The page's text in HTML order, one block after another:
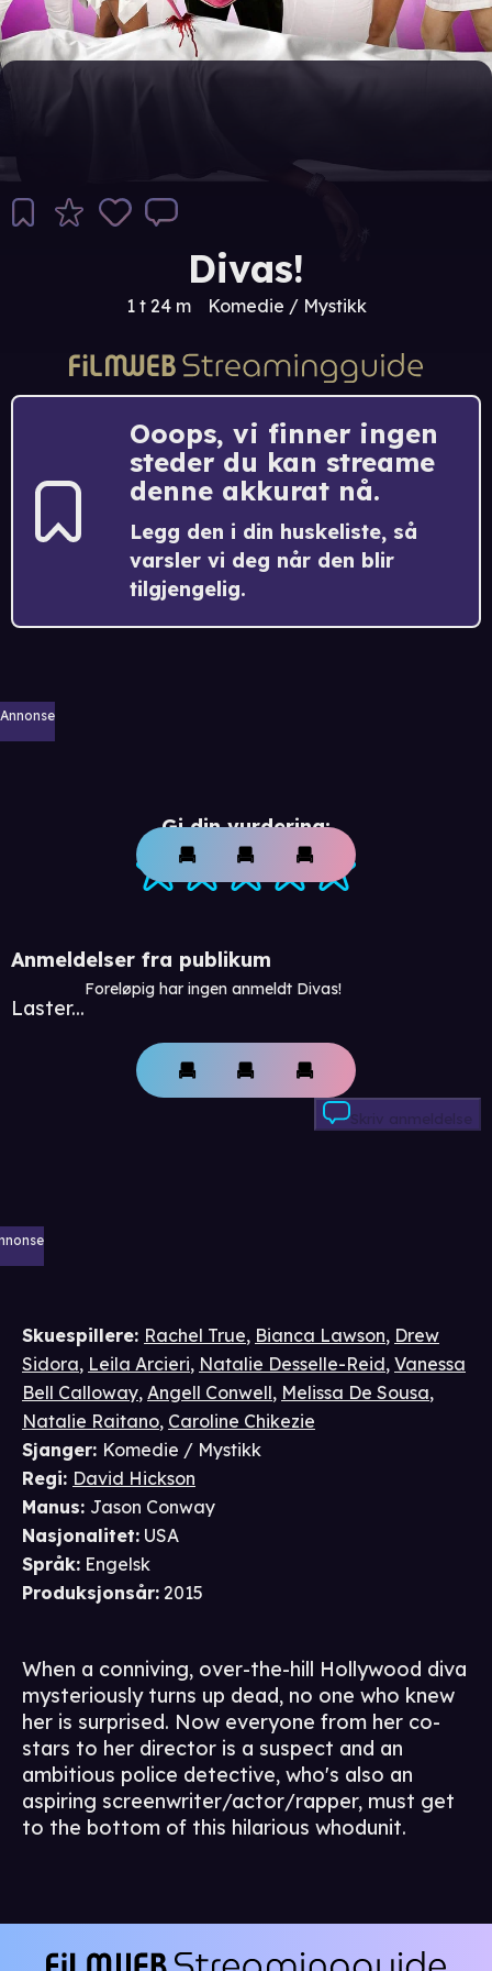
Divas!
1 t 24 m Komedie / Mystikk
Ooops, vi finner ingen
steder du kan streame
denne akkurat nå.
Legg den i din huskeliste, så
varsler vi deg når den blir
tilgjengelig.
Annonse
Gi din vurdering:
Anmeldelser fra publikum
Laster...
Foreløpig har ingen anmeldt Divas!
Skriv anmeldelse
Skuespillere: Rachel True, Bianca Lawson, Drew
Sidora, Leila Arcieri, Natalie Desselle-Reid, Vanessa
Bell Calloway, Angell Conwell, Melissa De Sousa,
Natalie Raitano, Caroline Chikezie
Sjanger: Komedie / Mystikk
Regi: David Hickson
Manus: Jason Conway
Nasjonalitet: USA
Språk: Engelsk
Produksjonsår: 2015
When a conniving, over-the-hill Hollywood diva
mysteriously turns up dead, no one who knew
her is surprised. Now everyone from her co-
stars to her director is a suspect and an
ambitious police detective, who's also an
aspiring screenwriter/actor/rapper, must get
to the bottom of this hilarious whodunit.